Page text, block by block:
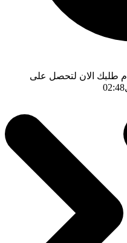
طلبك الان لتحصل على
02:47